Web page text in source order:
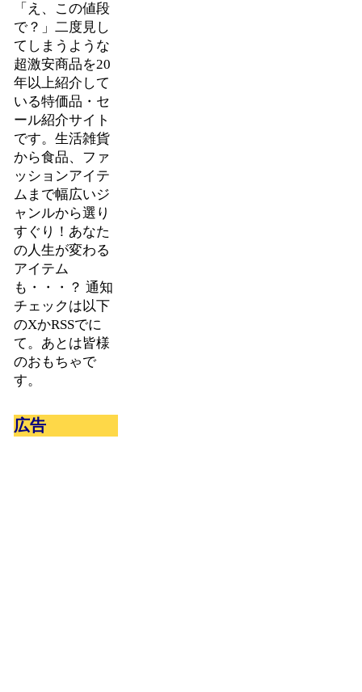
「え、この値段
で？」二度見し
てしまうような
超激安商品を20
年以上紹介して
いる特価品・セ
ール紹介サイト
です。生活雑貨
から食品、ファ
ッションアイテ
ムまで幅広いジ
ャンルから選り
すぐり！あなた
の人生が変わる
アイテム
も・・・？ 通知
チェックは以下
のXかRSSでに
て。あとは皆様
のおもちゃで
す。
広告